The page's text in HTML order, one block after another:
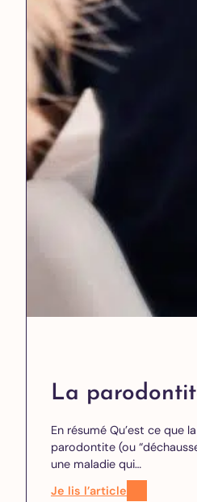
La
En résumé Qu’est ce que
parodontite (ou
une maladie qui…
Je lis l’article